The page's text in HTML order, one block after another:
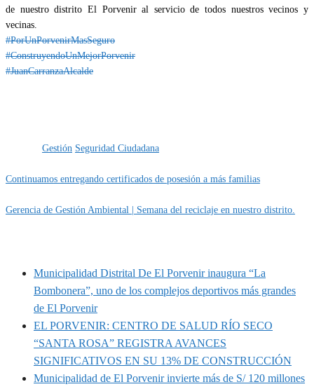
de nuestro distrito El Porvenir al servicio de todos nuestros vecinos y
vecinas.
#PorUnPorvenirMasSeguro
#ConstruyendoUnMejorPorvenir
#JuanCarranzaAlcalde
Gestión Seguridad Ciudadana
Continuamos entregando certificados de posesión a más familias
Gerencia de Gestión Ambiental | Semana del reciclaje en nuestro distrito.
Municipalidad Distrital De El Porvenir inaugura “La
Bombonera”, uno de los complejos deportivos más grandes
de El Porvenir
EL PORVENIR: CENTRO DE SALUD RÍO SECO
“SANTA ROSA” REGISTRA AVANCES
SIGNIFICATIVOS EN SU 13% DE CONSTRUCCIÓN
Municipalidad de El Porvenir invierte más de S/ 120 millones